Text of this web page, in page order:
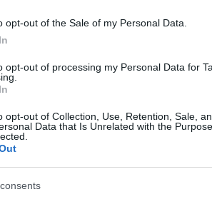
opt-out of the Sale of my Personal Data.
opt-out of processing my Personal Data for
opt-out of Collection, Use, Retention, Sale,
Data that Is Unrelated with the
szüksége, hívja a 112-es
közleményeit. Használják a
(VÉSZ). Az érvényben lévő
pedig a Magyar Közút
eső